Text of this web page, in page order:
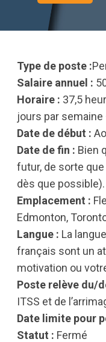
Type de poste :
Salaire annuel :
Horaire : 37,5
jours par
Date de début :
Date de fin : Bien
futur, de sorte
dès que possible).
Emplacement :
Edmonton,
Langue : La
français sont un
motivation ou
Poste relève du/
ITSS et de
Date limite pour
Statut : Fermé